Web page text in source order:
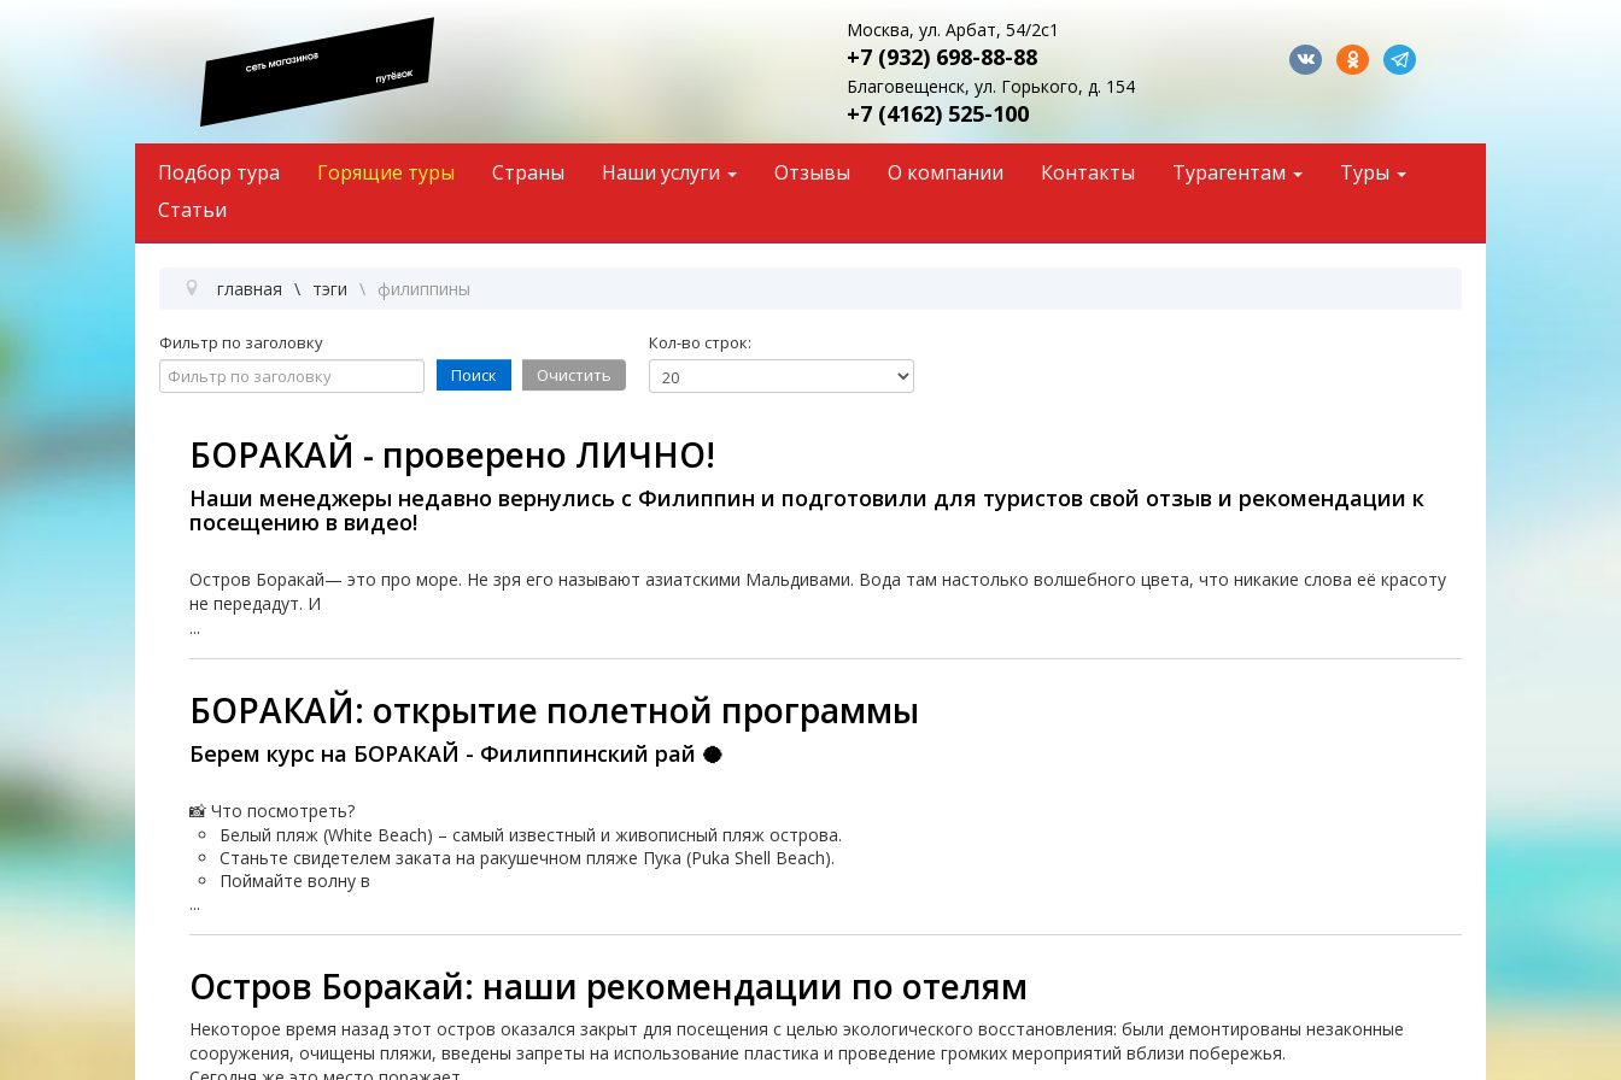
Москва, ул. Арбат, 54/2с1
+7 (932) 698-88-88
Благовещенск, ул. Горького, д. 154
+7 (4162) 525-100
Подбор тура Горящие туры Страны Наши услуги Отзывы О компании Контакты Турагентам
Туры
Статьи
главная тэги филиппины
Фильтр по заголовку
Поиск
Очистить
Кол-во строк:
БОРАКАЙ - проверено ЛИЧНО!
Наши менеджеры недавно вернулись с Филиппин и подготовили для туристов свой отзыв и рекомендации к
посещению в видео!
Остров Боракай— это про море. Не зря его называют азиатскими Мальдивами. Вода там настолько волшебного цвета, что никакие слова её красоту
не передадут. И
...
БОРАКАЙ: открытие полетной программы
Берем курс на БОРАКАЙ - Филиппинский рай 🥥
📸 Что посмотреть?
Белый пляж (White Beach) – самый известный и живописный пляж острова.
Станьте свидетелем заката на ракушечном пляже Пука (Puka Shell Beach).
Поймайте волну в
...
Остров Боракай: наши рекомендации по отелям
Некоторое время назад этот остров оказался закрыт для посещения с целью экологического восстановления: были демонтированы незаконные
сооружения, очищены пляжи, введены запреты на использование пластика и проведение громких мероприятий вблизи побережья.